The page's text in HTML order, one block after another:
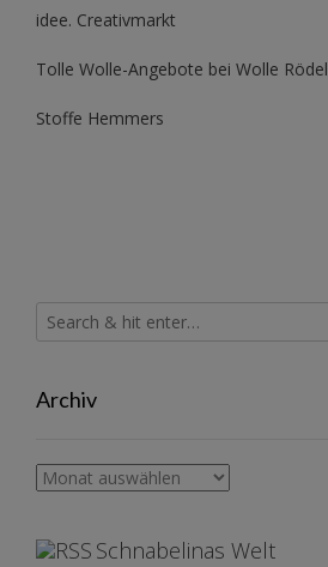
idee. Creativmarkt
Tolle Wolle-Angebote bei Wolle Rödel
Stoffe Hemmers
Archiv
Archiv
Schnabelinas Welt